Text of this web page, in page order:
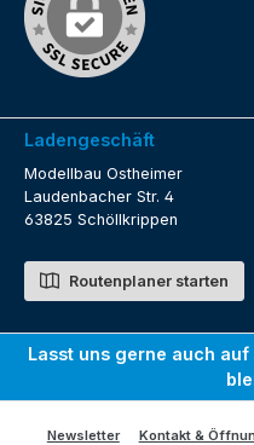
Ladengeschäft
Modellbau Ostheimer
Laudenbacher Str. 4
63825 Schöllkrippen
Routenplaner starten
Lasst uns gerne auch
Newsletter Kontakt &